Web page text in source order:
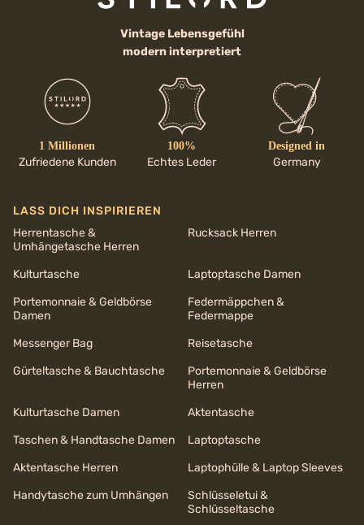
Vintage Lebensgefühl
modern interpretiert
1 Millionen
Zufriedene Kunden
100%
Echtes Leder
Designed in
Germany
LASS DICH INSPIRIEREN
Herrentasche &
Umhängetasche Herren
Rucksack Herren
Kulturtasche
Laptoptasche Damen
Portemonnaie & Geldbörse
Damen
Federmäppchen &
Federmappe
Messenger Bag
Reisetasche
Gürteltasche & Bauchtasche
Portemonnaie & Geldbörse
Herren
Kulturtasche Damen
Aktentasche
Taschen & Handtasche Damen
Laptoptasche
Aktentasche Herren
Laptophülle & Laptop Sleeves
Handytasche zum Umhängen
Schlüsseletui &
Schlüsseltasche